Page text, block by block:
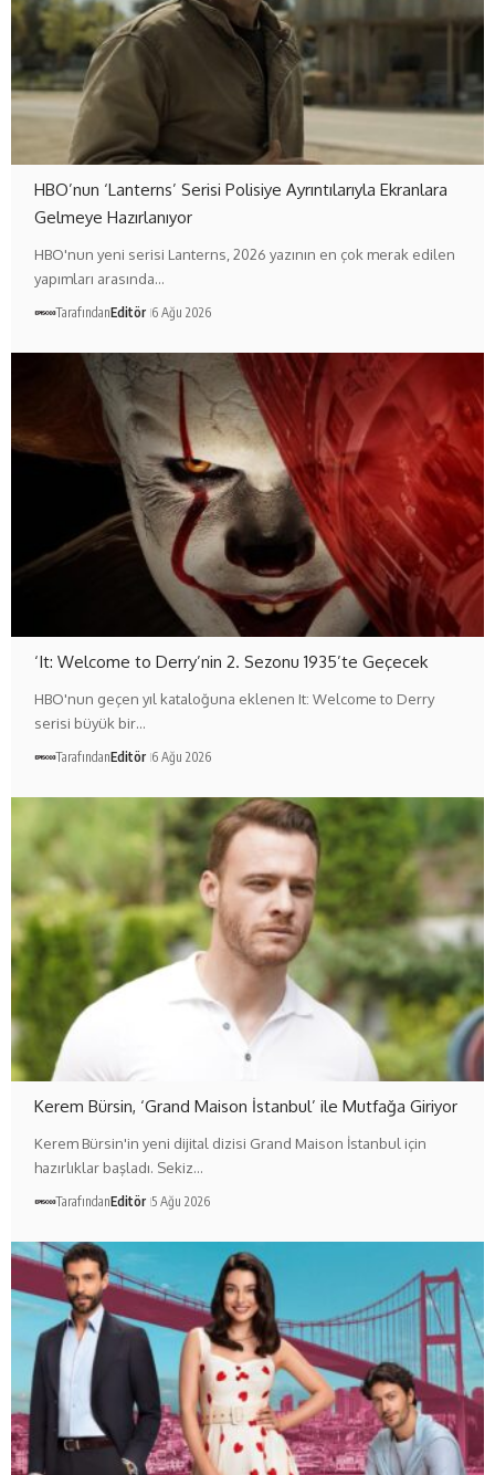
HBO’nun ‘Lanterns’ Serisi Polisiye Ayrıntılarıyla Ekranlara
Gelmeye Hazırlanıyor
HBO'nun yeni serisi Lanterns, 2026 yazının en çok merak edilen
yapımları arasında…
TarafındanEditör 6 Ağu 2026
‘It: Welcome to Derry’nin 2. Sezonu 1935’te Geçecek
HBO'nun geçen yıl kataloğuna eklenen It: Welcome to Derry
serisi büyük bir…
TarafındanEditör 6 Ağu 2026
Kerem Bürsin, ‘Grand Maison İstanbul’ ile Mutfağa Giriyor
Kerem Bürsin'in yeni dijital dizisi Grand Maison İstanbul için
hazırlıklar başladı. Sekiz…
TarafındanEditör 5 Ağu 2026